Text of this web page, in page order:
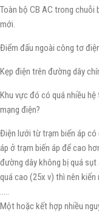
Toàn bộ CB AC trong
mới.
Điểm đấu ngoài công tơ
Kẹp điện trên đường dây
Khu vực đó có quá nhiều
mạng điện?
Điện lưới từ trạm biến áp có
áp ở trạm biến áp để cao
đường dây không bị quá sụt
quá cao (25x v) thì nên
…..
Một hoặc kết hợp nhiều